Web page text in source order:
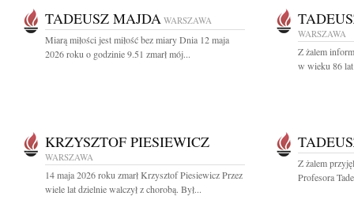
TADEUSZ MAJDA WARSZAWA
Miarą miłości jest miłość bez miary Dnia 12 maja
2026 roku o godzinie 9.51 zmarł mój...
WARSZAWA
Z żalem
w wieku 86 lat
KRZYSZTOF PIESIEWICZ
WARSZAWA
14 maja 2026 roku zmarł Krzysztof Piesiewicz Przez
wiele lat dzielnie walczył z chorobą. Był...
Z żalem
Profesora